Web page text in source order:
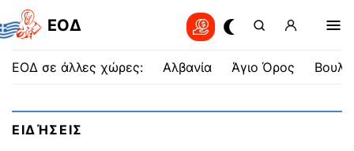
EOΔ
ΕΟΔ σε άλλες χώρες: Αλβανία Άγιο Όρος
ΕΙΔΉΣΕΙΣ